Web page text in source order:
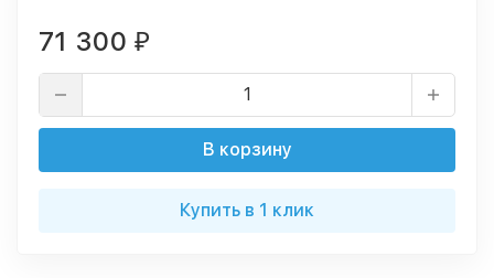
71 300 ₽
В корзину
Купить в 1 клик